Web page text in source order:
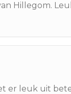
Hillegom.
er leuk uit